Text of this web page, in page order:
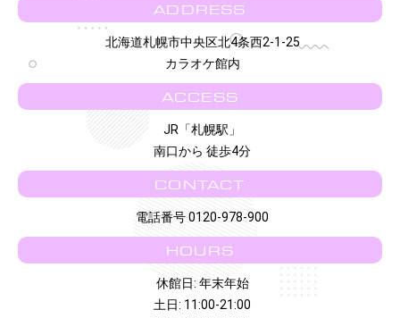
ADDRESS
北海道札幌市中央区北4条西2-1-25
カラオケ館内
ACCESS
JR「札幌駅」
南口から 徒歩4分
CONTACT
電話番号 0120-978-900
HOURS
休館日: 年末年始
土日: 11:00-21:00